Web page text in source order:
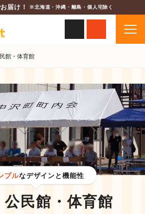
届け！ ※北海道・沖縄・離島・個人宅除く
館・体育館
プルなデザインと機能性
公民館・体育館